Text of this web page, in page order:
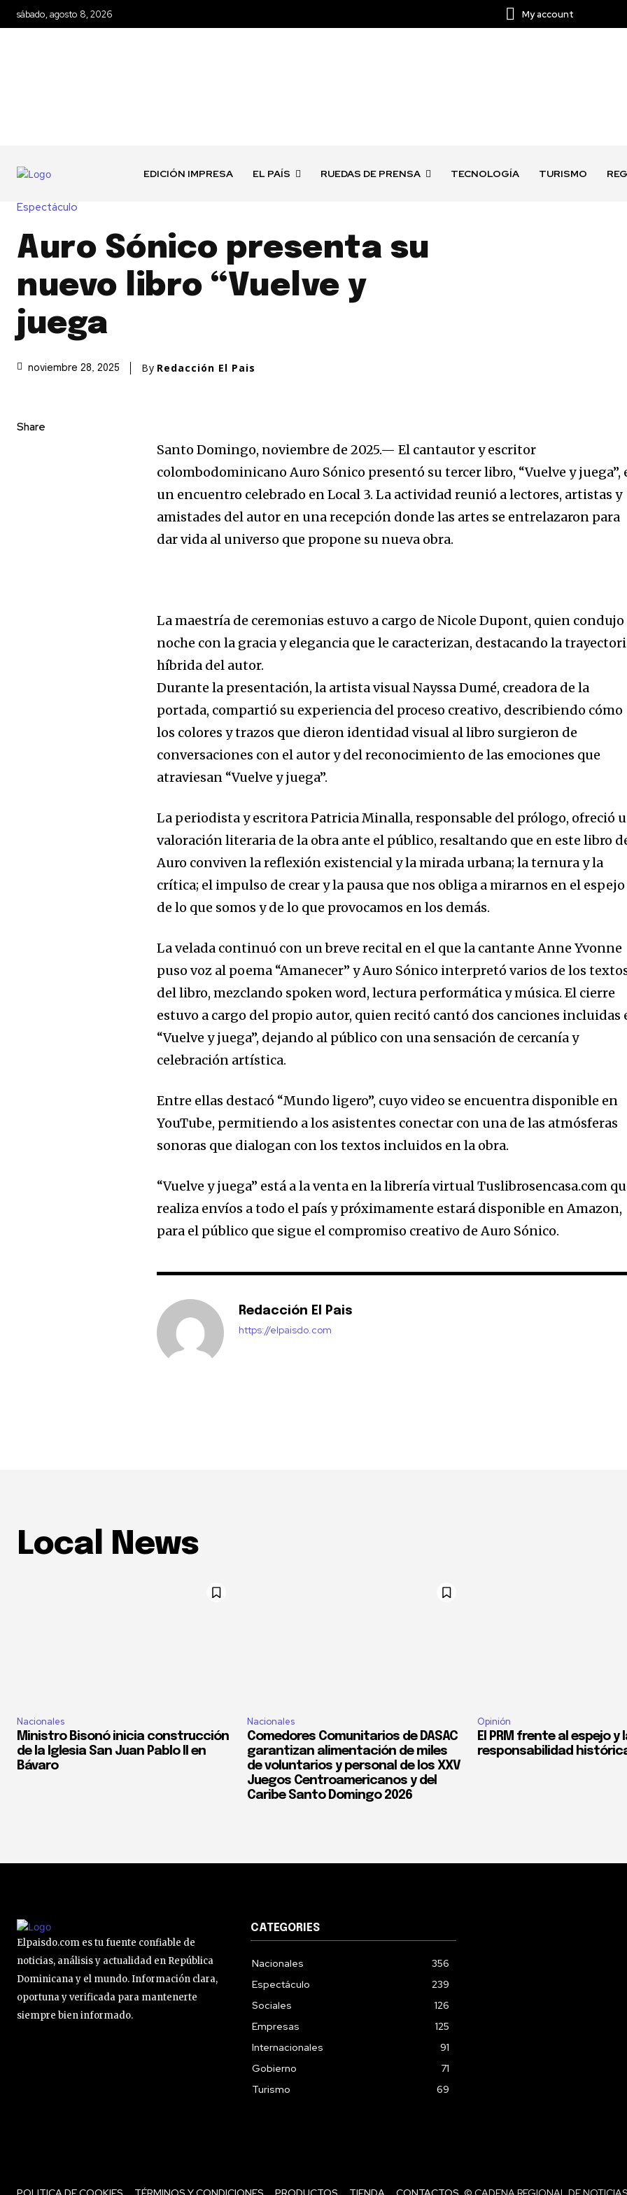
sábado, agosto 8, 2026 My account
EDICIÓN IMPRESA EL PAÍS RUEDAS DE PRENSA TECNOLOGÍA TURISMO
Espectáculo
Auro Sónico presenta su
nuevo libro “Vuelve y
juega
noviembre 28, 2025 By Redacción El Pais
Share
Santo Domingo, noviembre de 2025.— El cantautor y escritor
colombodominicano Auro Sónico presentó su tercer libro, “Vuelve y juega”,
un encuentro celebrado en Local 3. La actividad reunió a lectores, artistas y
amistades del autor en una recepción donde las artes se entrelazaron para
dar vida al universo que propone su nueva obra.
La maestría de ceremonias estuvo a cargo de Nicole Dupont, quien condujo
noche con la gracia y elegancia que le caracterizan, destacando la
híbrida del autor.
Durante la presentación, la artista visual Nayssa Dumé, creadora de la
portada, compartió su experiencia del proceso creativo, describiendo cómo
los colores y trazos que dieron identidad visual al libro surgieron de
conversaciones con el autor y del reconocimiento de las emociones que
atraviesan “Vuelve y juega”.
La periodista y escritora Patricia Minalla, responsable del prólogo, ofreció
valoración literaria de la obra ante el público, resaltando que en este libro
Auro conviven la reflexión existencial y la mirada urbana; la ternura y la
crítica; el impulso de crear y la pausa que nos obliga a mirarnos en el espejo
de lo que somos y de lo que provocamos en los demás.
La velada continuó con un breve recital en el que la cantante Anne Yvonne
puso voz al poema “Amanecer” y Auro Sónico interpretó varios de los
del libro, mezclando spoken word, lectura performática y música. El cierre
estuvo a cargo del propio autor, quien recitó cantó dos canciones incluidas
“Vuelve y juega”, dejando al público con una sensación de cercanía y
celebración artística.
Entre ellas destacó “Mundo ligero”, cuyo video se encuentra disponible en
YouTube, permitiendo a los asistentes conectar con una de las atmósferas
sonoras que dialogan con los textos incluidos en la obra.
“Vuelve y juega” está a la venta en la librería virtual Tuslibrosencasa.com
realiza envíos a todo el país y próximamente estará disponible en Amazon,
para el público que sigue el compromiso creativo de Auro Sónico.
Redacción El Pais
https://elpaisdo.com
Local News
Nacionales
Ministro Bisonó inicia construcción
de la Iglesia San Juan Pablo II en
Bávaro
Nacionales
Comedores Comunitarios de DASAC
garantizan alimentación de miles
de voluntarios y personal de los XXV
Juegos Centroamericanos y del
Caribe Santo Domingo 2026
Opinión
El PRM frente al espejo y
responsabilidad
Elpaisdo.com es tu fuente confiable de
noticias, análisis y actualidad en República
Dominicana y el mundo. Información clara,
oportuna y verificada para mantenerte
siempre bien informado.
CATEGORIES
Nacionales
356
Espectáculo
239
Sociales
126
Empresas
125
Internacionales
91
Gobierno
71
Turismo
69